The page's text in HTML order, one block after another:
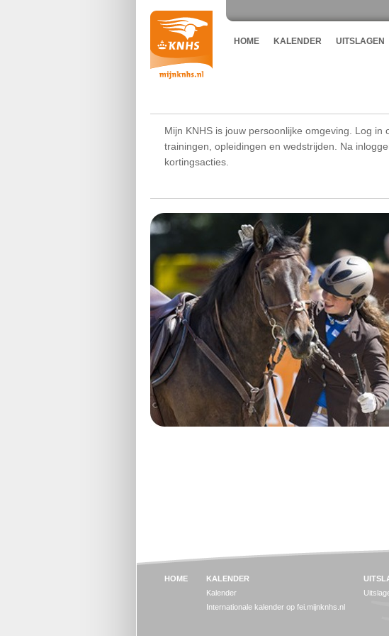
HOME KALENDER UITSLAGEN
Mijn KNHS is jouw persoonlijke omgeving. Log
trainingen, opleidingen en wedstrijden. Na
kortingsacties.
HOME
KALENDER
Kalender
Internationale kalender op fei.mijnknhs.nl